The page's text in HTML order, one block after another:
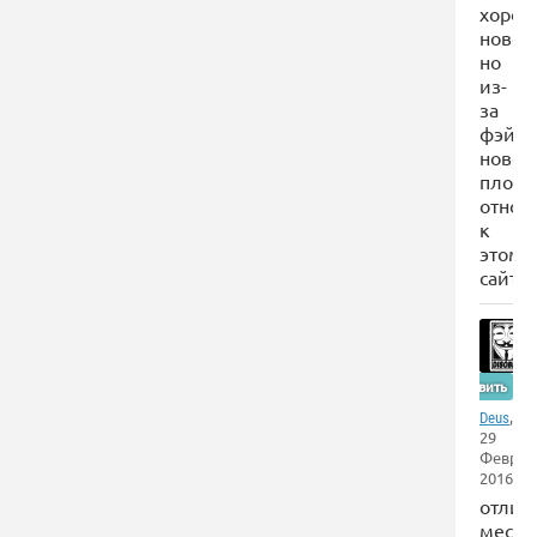
но
из-
за
к
этому
сайту.
Оставить
Deus,
29
2016
место